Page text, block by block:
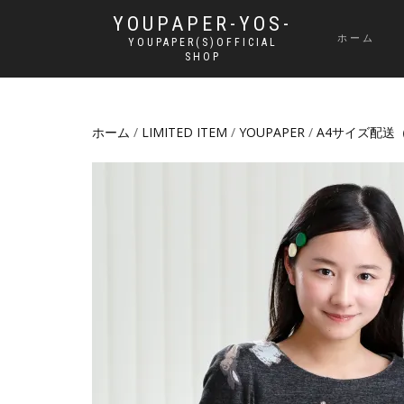
YOUPAPER-YOS-
YOUPAPER(S)OFFICIAL
SHOP
ホーム
ホーム / LIMITED ITEM / YOUPAPER / A4サイズ配送